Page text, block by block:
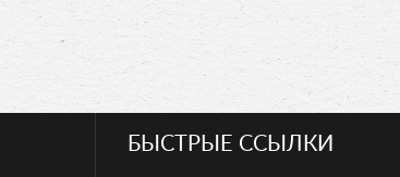
БЫСТРЫЕ ССЫЛКИ